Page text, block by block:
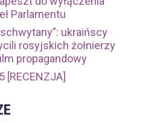
Parlamentu
ukraińscy
rosyjskich żołnierzy
propagandowy
[RECENZJA]